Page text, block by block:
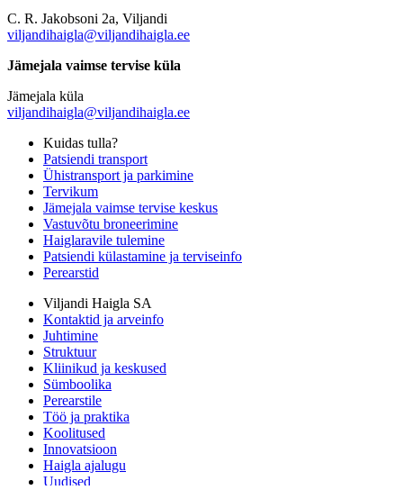
C. R. Jakobsoni 2a, Viljandi
viljandihaigla@viljandihaigla.ee
Jämejala vaimse tervise küla
Jämejala küla
viljandihaigla@viljandihaigla.ee
Kuidas tulla?
Patsiendi transport
Ühistransport ja parkimine
Tervikum
Jämejala vaimse tervise keskus
Vastuvõtu broneerimine
Haiglaravile tulemine
Patsiendi külastamine ja terviseinfo
Perearstid
Viljandi Haigla SA
Kontaktid ja arveinfo
Juhtimine
Struktuur
Kliinikud ja keskused
Sümboolika
Perearstile
Töö ja praktika
Koolitused
Innovatsioon
Haigla ajalugu
Uudised